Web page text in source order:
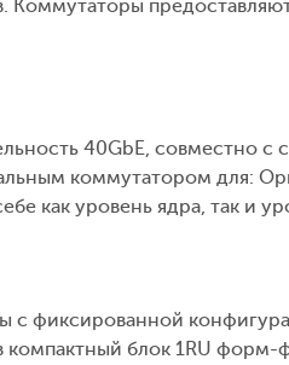
Коммутаторы
40GbE, совместно
коммутатором для:
как уровень ядра, так и
с фиксированной
блок 1RU форм-